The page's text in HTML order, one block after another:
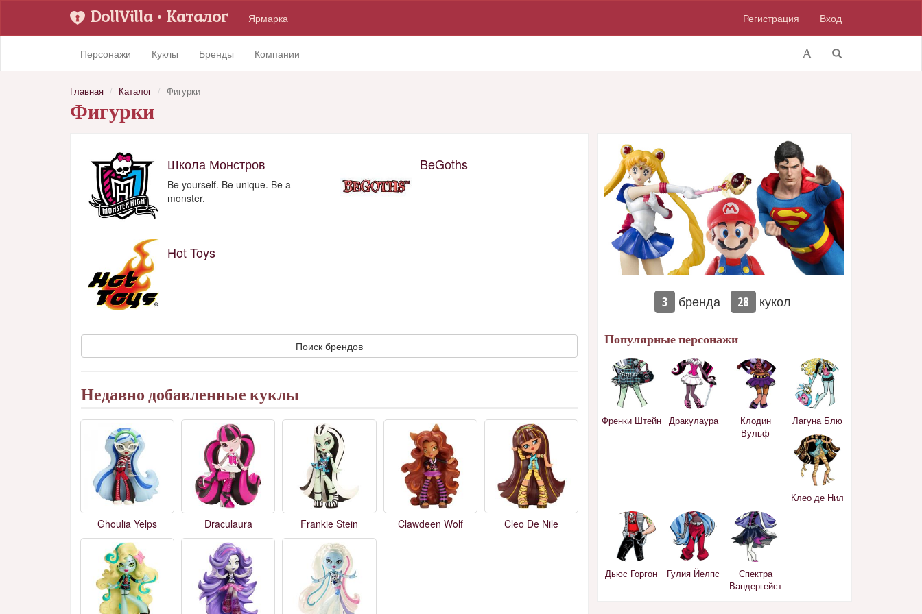
DollVilla• Каталог Ярмарка Регистрация Вход
Персонажи Куклы Бренды Компании
Главная Каталог Фигурки
Фигурки
Школа Монстров
Be yourself. Be unique. Be a
monster.
BeGoths
Hot Toys
Поиск брендов
Недавно добавленные куклы
Ghoulia Yelps Draculaura Frankie Stein Clawdeen Wolf Cleo De Nile
3 бренда 28 кукол
Популярные персонажи
Френки Штейн Дракулаура
Клодин
Вульф
Лагуна Блю
Клео де Нил
Дьюс Горгон Гулия Йелпс
Спектра
Вандергейст